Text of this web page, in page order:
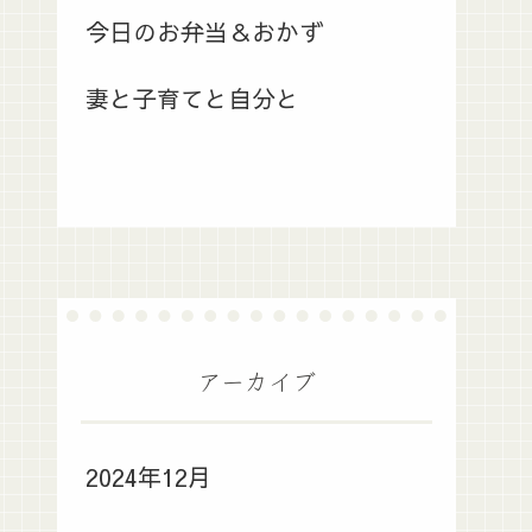
今日のお弁当＆おかず
妻と子育てと自分と
アーカイブ
2024年12月